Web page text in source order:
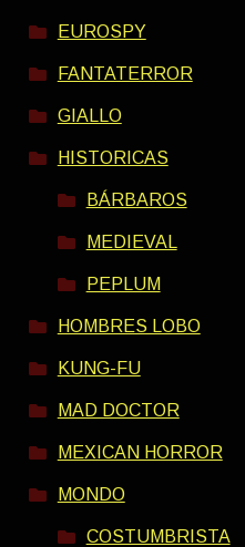
EUROSPY
FANTATERROR
GIALLO
HISTORICAS
BÁRBAROS
MEDIEVAL
PEPLUM
HOMBRES LOBO
KUNG-FU
MAD DOCTOR
MEXICAN HORROR
MONDO
COSTUMBRISTA